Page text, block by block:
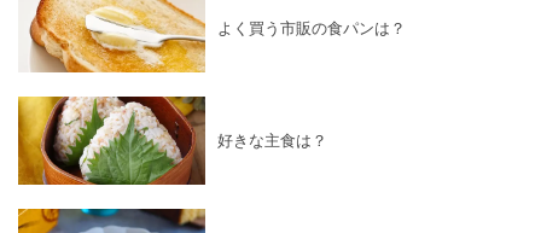
よく買う市販の食パンは？
好きな主食は？